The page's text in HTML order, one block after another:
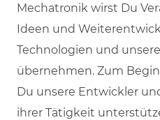
Mechatronik wirst Du
Ideen und
Technologien und
übernehmen. Zum
Du unsere Entwickler
ihrer Tätigkeit